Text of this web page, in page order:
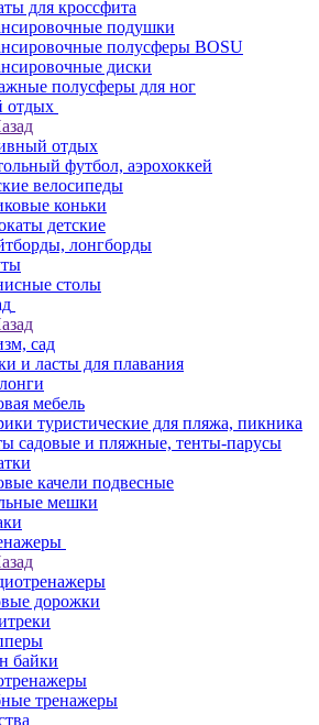
для кроссфита
подушки
полусферы BOSU
диски
полусферы для ног
отдых
отдых
футбол, аэрохоккей
велосипеды
коньки
детские
лонгборды
столы
сад
и ласты для плавания
мебель
туристические для пляжа, пикника
садовые и пляжные, тенты-парусы
качели подвесные
мешки
дорожки
байки
тренажеры